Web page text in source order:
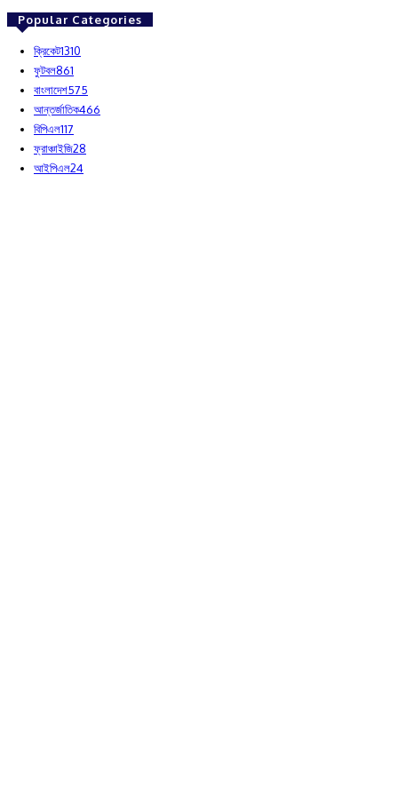
Popular Categories
ক্রিকেট1310
ফুটবল861
বাংলাদেশ575
আন্তর্জাতিক466
বিপিএল117
ফ্রাঞ্চাইজি28
আইপিএল24